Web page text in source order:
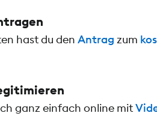
hast du den Antrag zum
ganz einfach online mit